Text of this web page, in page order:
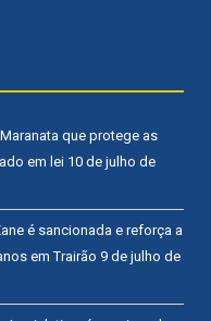
que protege as
em lei 10 de julho de
é sancionada e reforça a
em Trairão 9 de julho de